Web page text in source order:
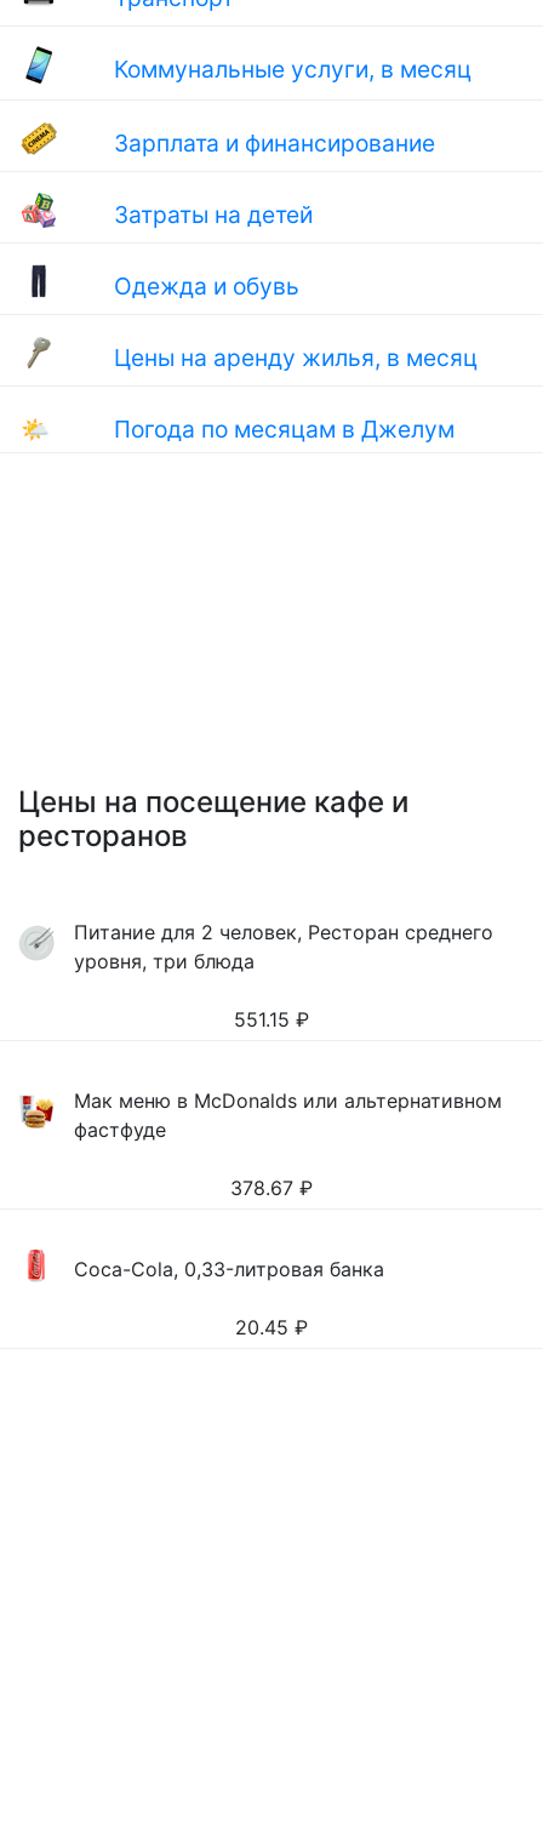
Коммунальные услуги, в месяц
Зарплата и финансирование
Затраты на детей
Одежда и обувь
Цены на аренду жилья, в месяц
🌤 Погода по месяцам в Джелум
Цены на посещение кафе и
ресторанов
Питание для 2 человек, Ресторан среднего
уровня, три блюда
551.15 ₽
Мак меню в McDonalds или альтернативном
фастфуде
378.67 ₽
Coca-Cola, 0,33-литровая банка
20.45 ₽